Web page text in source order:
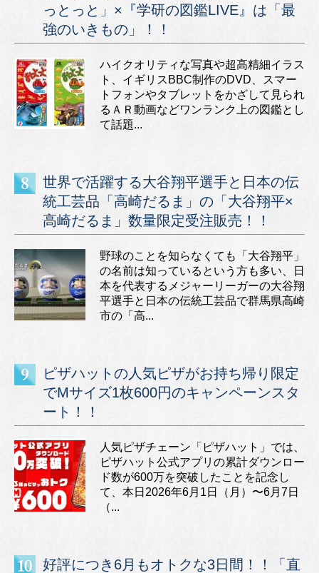
っとっと」×『学研の図鑑LIVE』は「最
強のいきもの」！！
ハイクオリティな写真や超高精細イラス
ト、イギリスBBC制作のDVD、スマー
トフォンやタブレットをかざして見られ
るＡＲ動画などワンランク上の図鑑とし
て話題...
世界で活躍する大谷翔平選手と日本の伝
統工芸品「高崎だるま」の「大谷翔平×
高崎だるま」数量限定受注販売！！
野球のことを知らなくても「大谷翔平」
の名前は知っているという方も多い、日
本を代表するメジャーリーガーの大谷翔
平選手と日本の伝統工芸品で群馬県高崎
市の「高...
ピザハットの人気ピザがお持ち帰り限定
でMサイズ1枚600円のキャンペーンスタ
ート！！
人気ピザチェーン「ピザハット」では、
ピザハット公式アプリの累計ダウンロー
ド数が600万を突破したことを記念し
て、本日2026年6月1日（月）〜6月7日
（...
好評につき6月もオトクな3日間！！「直